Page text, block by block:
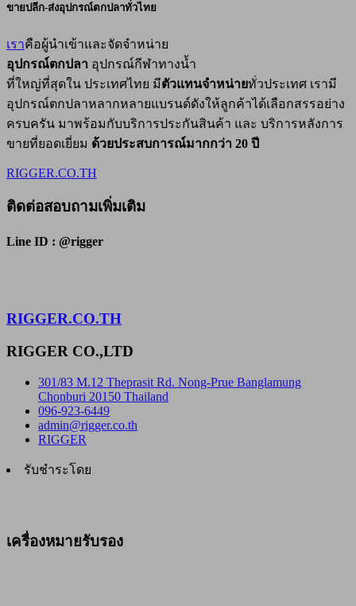
ขายปลีก-ส่งอุปกรณ์ตกปลาทั่วไทย
เราคือผู้นำเข้าและจัดจำหน่าย
อุปกรณ์ตกปลา อุปกรณ์กีฬาทางน้ำ
ที่ใหญ่ที่สุดใน ประเทศไทย มีตัวแทนจำหน่ายทั่วประเทศ เรามี
อุปกรณ์ตกปลาหลากหลายแบรนด์ดังให้ลูกค้าได้เลือกสรรอย่าง
ครบครัน มาพร้อมกับบริการประกันสินค้า และ บริการหลังการ
ขายที่ยอดเยี่ยม ด้วยประสบการณ์มากกว่า 20 ปี
RIGGER.CO.TH
ติดต่อสอบถามเพิ่มเติม
Line ID : @rigger
RIGGER.CO.TH
RIGGER CO.,LTD
301/83 M.12 Theprasit Rd. Nong-Prue Banglamung
Chonburi 20150 Thailand
096-923-6449
admin@rigger.co.th
RIGGER
รับชำระโดย
เครื่องหมายรับรอง